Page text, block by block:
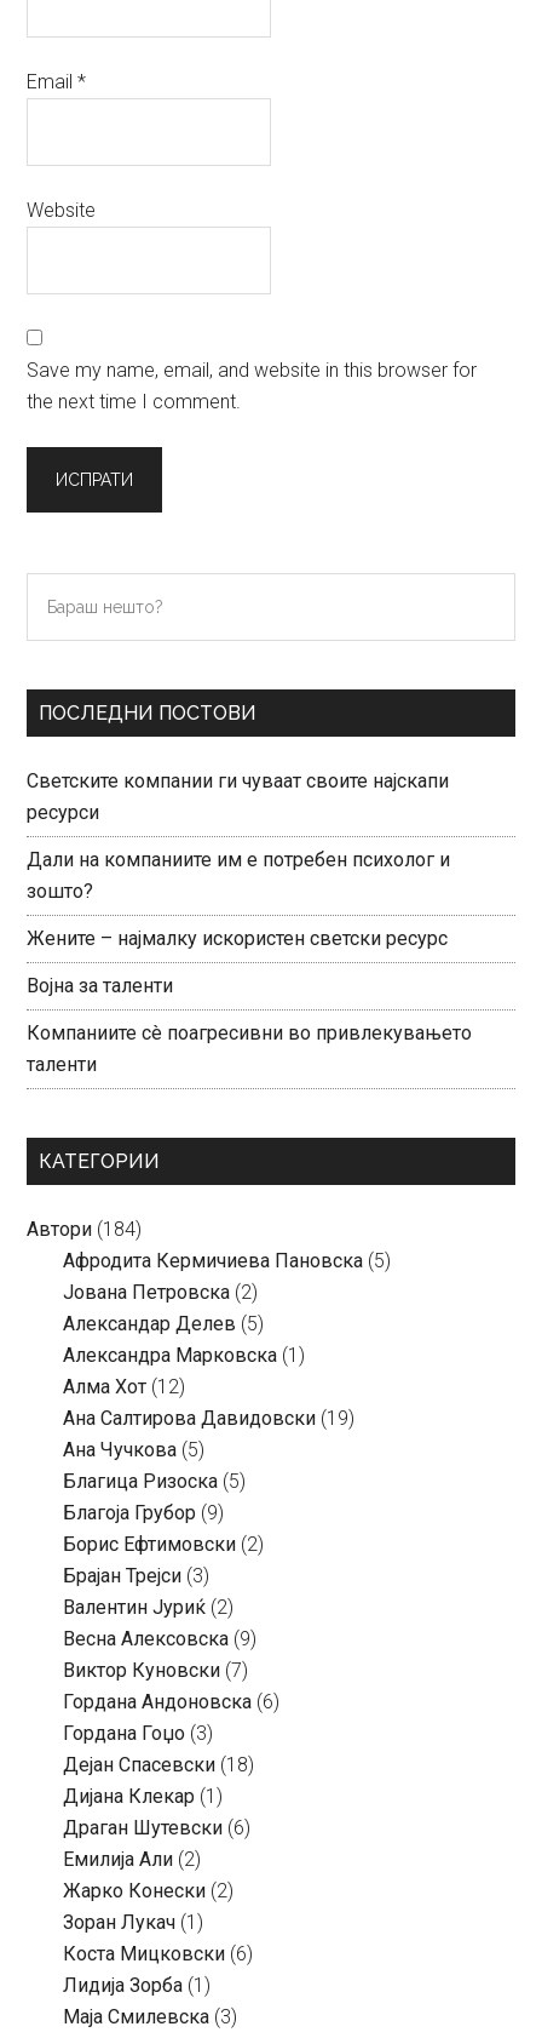
Email*
Website
Save my name, email, and website in this browser for
the next time I comment.
Primary
Sidebar
нешто?
ПОСЛЕДНИ ПОСТОВИ
Светските компании ги чуваат своите најскапи
ресурси
Дали на компаниите им е потребен психолог и
зошто?
Жените – најмалку искористен светски ресурс
Војна за таленти
Компаниите сè поагресивни во привлекувањето
таленти
КАТЕГОРИИ
Автори (184)
Aфродита Кермичиева Пановска (5)
Јована Петровска (2)
Александар Делев (5)
Александра Марковска (1)
Алма Хот (12)
Ана Салтирова Давидовски (19)
Ана Чучкова (5)
Благица Ризоска (5)
Благоја Грубор (9)
Борис Ефтимовски (2)
Брајан Трејси (3)
Валентин Јуриќ (2)
Весна Алексовска (9)
Виктор Куновски (7)
Гордана Андоновска (6)
Гордана Гоџо (3)
Дејан Спасевски (18)
Дијана Клекар (1)
Драган Шутевски (6)
Емилија Али (2)
Жарко Конески (2)
Зоран Лукач (1)
Коста Мицковски (6)
Лидија Зорба (1)
Маја Смилевска (3)